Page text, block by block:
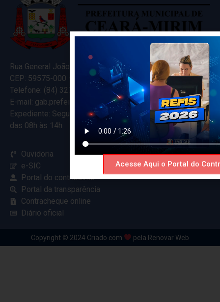
Rua General João Varela, 635
CEP: 59575-000 – Ceará-Mirim – RN
Telefone: (84) 3274-5916
E-mail: gab.prefeitocearamirim@gmail.com
Expediente: Segunda à Sexta
das 08h às 14h
Ouvidoria
e-SIC
Portal do contribuinte
Portal da transparência
Contracheque online
Diário oficial
Copyright © 2024 Criado com pela Renovar Web
Acesse Aqui o Portal do